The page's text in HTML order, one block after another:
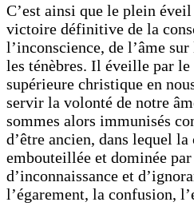
C’est ainsi que le plein
victoire définitive de la
l’inconscience, de l’âme
les ténèbres. Il éveille par
supérieure christique en
servir la volonté de notre
sommes alors immunisés
d’être ancien, dans lequel
embouteillée et dominée par
d’inconnaissance et
l’égarement, la confusion,